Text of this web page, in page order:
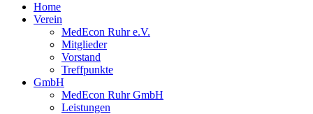
Home
Verein
MedEcon Ruhr e.V.
Mitglieder
Vorstand
Treffpunkte
GmbH
MedEcon Ruhr GmbH
Leistungen